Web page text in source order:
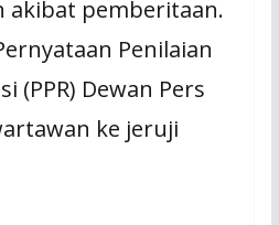
akibat pemberitaan.
Penilaian
(PPR) Dewan Pers
ke jeruji